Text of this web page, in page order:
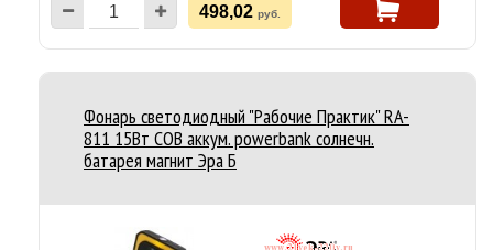
498,02 руб.
Фонарь светодиодный "Рабочие Практик" RA-
811 15Вт COB аккум. powerbank солнечн.
батарея магнит Эра Б